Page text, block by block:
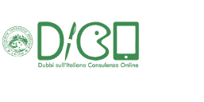
al
contenuto